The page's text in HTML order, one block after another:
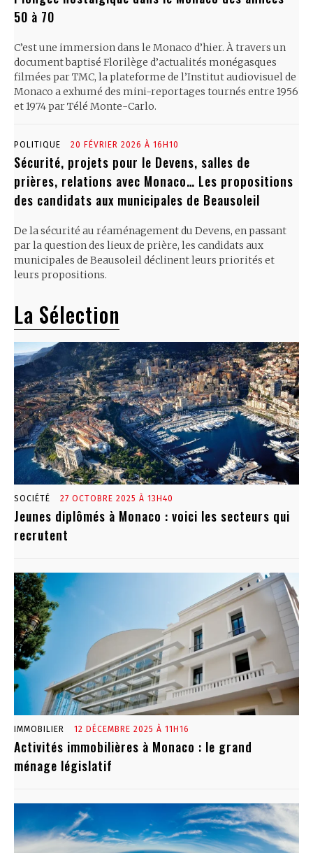
50 à 70
C’est une immersion dans le Monaco d’hier. À travers un
document baptisé Florilège d’actualités monégasques
filmées par TMC, la plateforme de l’Institut audiovisuel de
Monaco a exhumé des mini-reportages tournés entre 1956
et 1974 par Télé Monte-Carlo.
POLITIQUE 20 FÉVRIER 2026 À 16H10
Sécurité, projets pour le Devens, salles de
prières, relations avec Monaco… Les propositions
des candidats aux municipales de Beausoleil
De la sécurité au réaménagement du Devens, en passant
par la question des lieux de prière, les candidats aux
municipales de Beausoleil déclinent leurs priorités et
leurs propositions.
La Sélection
SOCIÉTÉ 27 OCTOBRE 2025 À 13H40
Jeunes diplômés à Monaco : voici les secteurs qui
recrutent
IMMOBILIER 12 DÉCEMBRE 2025 À 11H16
Activités immobilières à Monaco : le grand
ménage législatif